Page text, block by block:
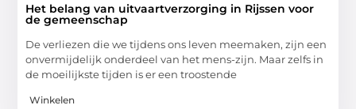
Het belang van uitvaartverzorging in Rijssen voor
de gemeenschap
De verliezen die we tijdens ons leven meemaken, zijn een
onvermijdelijk onderdeel van het mens-zijn. Maar zelfs in
de moeilijkste tijden is er een troostende
Winkelen